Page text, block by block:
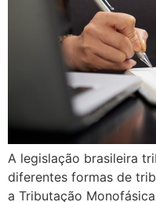
A legislação brasileira
diferentes formas de
a Tributação